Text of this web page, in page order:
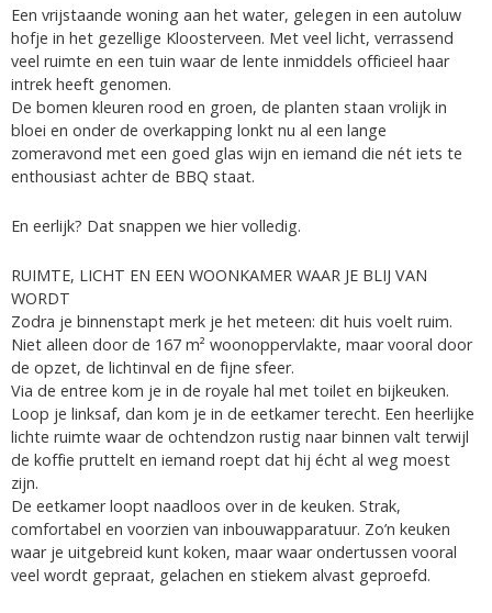
Een vrijstaande woning aan het water, gelegen in een autoluw
hofje in het gezellige Kloosterveen. Met veel licht, verrassend
veel ruimte en een tuin waar de lente inmiddels officieel haar
intrek heeft genomen.
De bomen kleuren rood en groen, de planten staan vrolijk in
bloei en onder de overkapping lonkt nu al een lange
zomeravond met een goed glas wijn en iemand die nét iets te
enthousiast achter de BBQ staat.
En eerlijk? Dat snappen we hier volledig.
RUIMTE, LICHT EN EEN WOONKAMER WAAR JE BLIJ VAN
WORDT
Zodra je binnenstapt merk je het meteen: dit huis voelt ruim.
Niet alleen door de 167 m² woonoppervlakte, maar vooral door
de opzet, de lichtinval en de fijne sfeer.
Via de entree kom je in de royale hal met toilet en bijkeuken.
Loop je linksaf, dan kom je in de eetkamer terecht. Een heerlijke
lichte ruimte waar de ochtendzon rustig naar binnen valt terwijl
de koffie pruttelt en iemand roept dat hij écht al weg moest
zijn.
De eetkamer loopt naadloos over in de keuken. Strak,
comfortabel en voorzien van inbouwapparatuur. Zo’n keuken
waar je uitgebreid kunt koken, maar waar ondertussen vooral
veel wordt gepraat, gelachen en stiekem alvast geproefd.